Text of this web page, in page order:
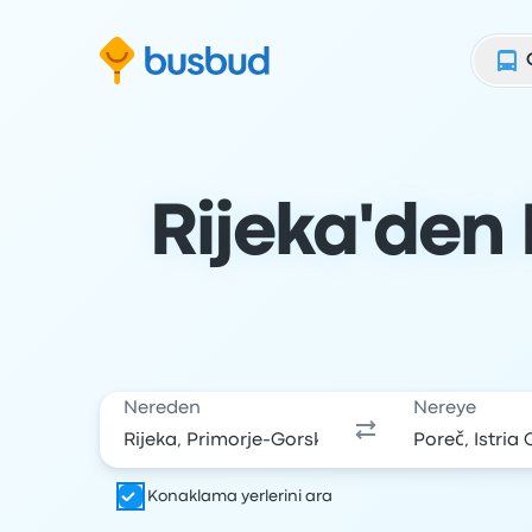
Rijeka'den
Nereden Nereye
Konaklama yerlerini ara